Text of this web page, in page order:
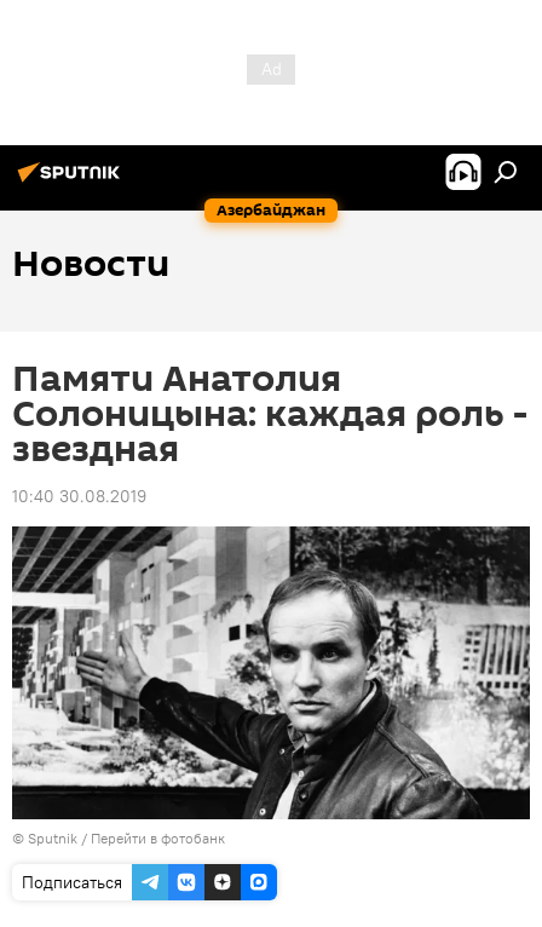
Азербайджан
Новости
Памяти Анатолия
Солоницына: каждая роль -
звездная
10:40 30.08.2019
© Sputnik / Перейти в фотобанк
Подписаться